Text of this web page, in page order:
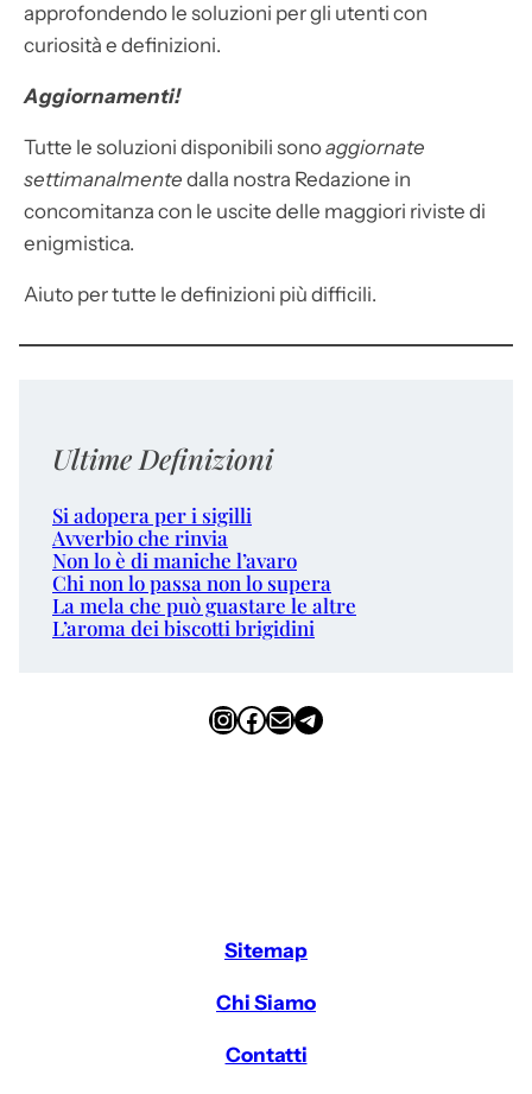
approfondendo le soluzioni per gli utenti con
curiosità e definizioni.
Aggiornamenti!
Tutte le soluzioni disponibili sonoaggiornate
settimanalmente dalla nostra Redazione in
concomitanza con le uscite delle maggiori riviste di
enigmistica.
Aiuto per tutte le definizioni più difficili.
Ultime Definizioni
Si adopera per i sigilli
Avverbio che rinvia
Non lo è di maniche l’avaro
Chi non lo passa non lo supera
La mela che può guastare le altre
L’aroma dei biscotti brigidini
InstagramFacebook Email Telegram
Sitemap
Chi Siamo
Contatti